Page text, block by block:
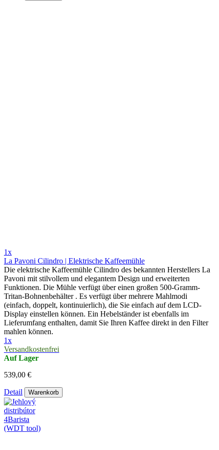
1x
La Pavoni Cilindro | Elektrische Kaffeemühle
Die elektrische Kaffeemühle Cilindro des bekannten Herstellers La
Pavoni mit stilvollem und elegantem Design und erweiterten
Funktionen. Die Mühle verfügt über einen großen 500-Gramm-
Tritan-Bohnenbehälter . Es verfügt über mehrere Mahlmodi
(einfach, doppelt, kontinuierlich), die Sie einfach auf dem LCD-
Display einstellen können. Ein Hebelständer ist ebenfalls im
Lieferumfang enthalten, damit Sie Ihren Kaffee direkt in den Filter
mahlen können.
1x
Versandkostenfrei
Auf Lager
539,00 €
Detail Warenkorb